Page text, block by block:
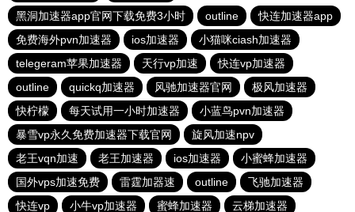
黑洞加速器app官网下载免费3小时
outline
快连加速器app
免费海外pvn加速器
ios加速器
小猫咪ciash加速器
telegeram苹果加速器
天行vp加速
快连vp加速器
outline
quickq加速器 风驰加速器官网
极风加速器
快柠檬
每天试用一小时加速器
小蓝鸟pvn加速器
暴雪vp永久免费加速器下载官网
旋风加速npv
老王vqn加速
老王加速器 ios加速器
小蜜蜂加速器
国外vps加速免费
雷霆加器速 outline
飞驰加速器
快连vp
小牛vp加速器 蜜蜂加速器 云梯加速器